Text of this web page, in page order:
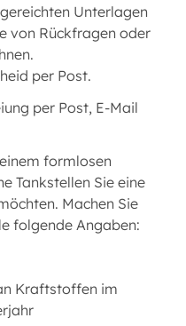
Unterlagen
von Rückfragen oder
per Post.
per Post, E-Mail
formlosen
Tankstellen Sie eine
Machen Sie
folgende Angaben:
Kraftstoffen im